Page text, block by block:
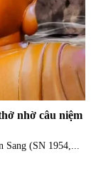
nhờ câu niệm
(SN 1954,...